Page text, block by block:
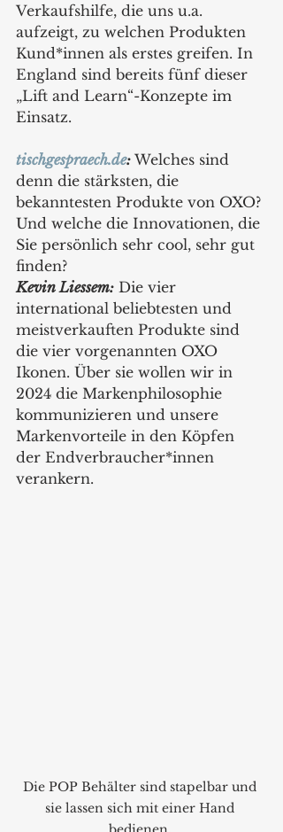
Verkaufshilfe, die uns u.a.
aufzeigt, zu welchen Produkten
Kund*innen als erstes greifen. In
England sind bereits fünf dieser
„Lift and Learn“-Konzepte im
Einsatz.
tischgespraech.de: Welches sind
denn die stärksten, die
bekanntesten Produkte von OXO?
Und welche die Innovationen, die
Sie persönlich sehr cool, sehr gut
finden?
Kevin Liessem: Die vier
international beliebtesten und
meistverkauften Produkte sind
die vier vorgenannten OXO
Ikonen. Über sie wollen wir in
2024 die Markenphilosophie
kommunizieren und unsere
Markenvorteile in den Köpfen
der Endverbraucher*innen
verankern.
Die POP Behälter sind stapelbar und
sie lassen sich mit einer Hand